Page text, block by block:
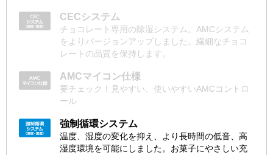
CECシステム
チョコレート専用の除湿システム。AMCシステム
をよりバージョンアップしました。繊細なチョコ
レートの品質を保持します。
AMCマイコン仕様
要チェック！見やすい、使いやすいAMCコントロ
ール
強制循環システム
温度、湿度の変化を抑え、より長時間の低音、高
湿度環境を可能にしました。お菓子にやさしい充